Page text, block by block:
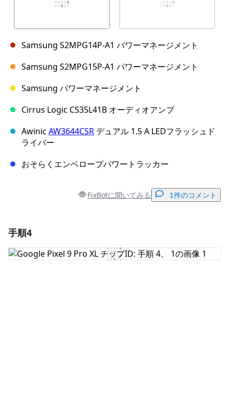
Samsung S2MPG14P-A1 パワーマネージメント
Samsung S2MPG15P-A1 パワーマネージメント
Samsung パワーマネージメント
Cirrus Logic CS35L41B オーディオアンプ
Awinic AW3644CSR デュアル 1.5 A LEDフラッシュド
ライバー
おそらくエンベロープパワートラッカー
FixBotに聞いてみる 1件のコメント
コメントを追加
手順4